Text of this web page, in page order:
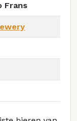
Frans